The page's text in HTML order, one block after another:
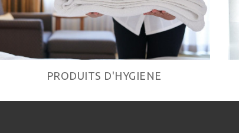
PRODUITS D'HYGIENE